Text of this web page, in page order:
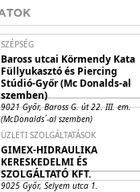
SZÉPSÉG
Baross utcai Körmendy Kata
Füllyukasztó és Piercing
Stúdió-Győr (Mc Donalds-al
szemben)
9021 Győr, Baross G. út 22. III. em.
(McDonalds´-al szemben)
ÜZLETI SZOLGÁLTATÁSOK
GIMEX-HIDRAULIKA
KERESKEDELMI ÉS
SZOLGÁLTATÓ KFT.
9025 Győr, Selyem utca 1.